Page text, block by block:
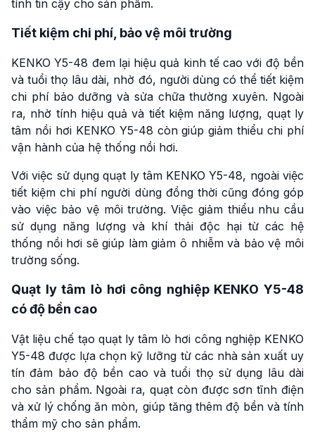
tính tin cậy cho sản phẩm.
Tiết kiệm chi phí, bảo vệ môi trường
KENKO Y5-48 đem lại hiệu quả kinh tế cao với độ bền
và tuổi thọ lâu dài, nhờ đó, người dùng có thể tiết kiệm
chi phí bảo dưỡng và sửa chữa thường xuyên. Ngoài
ra, nhờ tính hiệu quả và tiết kiệm năng lượng, quạt ly
tâm nồi hơi KENKO Y5-48 còn giúp giảm thiểu chi phí
vận hành của hệ thống nồi hơi.
Với việc sử dụng quạt ly tâm KENKO Y5-48, ngoài việc
tiết kiệm chi phí người dùng đồng thời cũng đóng góp
vào việc bảo vệ môi trường. Việc giảm thiểu nhu cầu
sử dụng năng lượng và khí thải độc hại từ các hệ
thống nồi hơi sẽ giúp làm giảm ô nhiễm và bảo vệ môi
trường sống.
Quạt ly tâm lò hơi công nghiệp KENKO Y5-48
có độ bền cao
Vật liệu chế tạo quạt ly tâm lò hơi công nghiệp KENKO
Y5-48 được lựa chọn kỹ lưỡng từ các nhà sản xuất uy
tín đảm bảo độ bền cao và tuổi thọ sử dụng lâu dài
cho sản phẩm. Ngoài ra, quạt còn được sơn tĩnh điện
và xử lý chống ăn mòn, giúp tăng thêm độ bền và tính
thẩm mỹ cho sản phẩm.